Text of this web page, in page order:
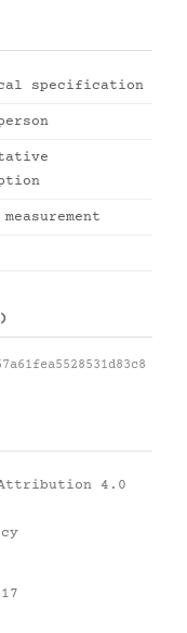
specification
Attribution 4.0